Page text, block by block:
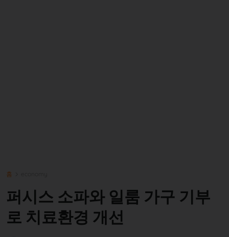
홈
퍼시스 소파와 일룸 가구 기부
로 치료환경 개선